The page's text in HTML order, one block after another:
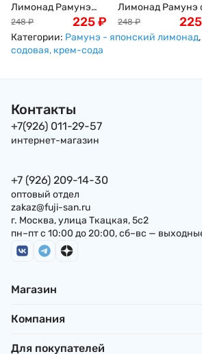
Лимонад Рамунэ
черничный вкус
Ramune Hata Kousen,
200мл, Япония
248 ₽ 225₽
Лимонад Рамунэ
клубникой
Hata Kousen,
248 ₽ 225
Категории: Рамунэ - японский лимонад,
содовая, крем-сода
Контакты
+7(926) 011-29-57
интернет-магазин
+7 (926) 209-14-30
оптовый отдел
zakaz@fuji-san.ru
г. Москва, улица Ткацкая, 5с2
пн–пт с 10:00 до 20:00, сб–вс —
Магазин
Компания
Для покупателей